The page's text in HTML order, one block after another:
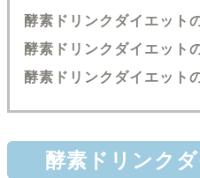
酵素ドリンクダイエット
酵素ドリンクダイエット
酵素ドリンクダイエット
酵素ドリンク